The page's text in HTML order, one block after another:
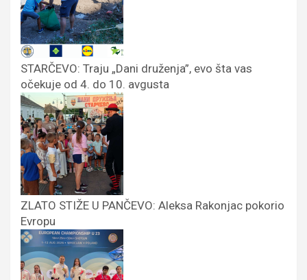
STARČEVO: Traju „Dani druženja”, evo šta vas
očekuje od 4. do 10. avgusta
ZLATO STIŽE U PANČEVO: Aleksa Rakonjac pokorio
Evropu